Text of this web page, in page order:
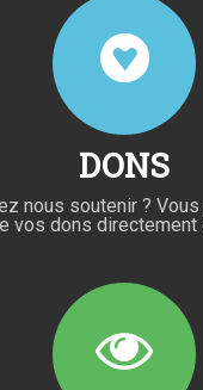
DONS
nous soutenir ?
vos dons directement